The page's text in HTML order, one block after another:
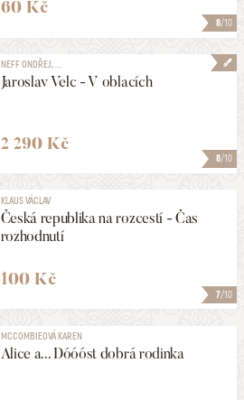
8/10
60 Kč
8/10
NEFF ONDŘEJ, ...
Jaroslav Velc - V oblacích
2 290 Kč
7/10
KLAUS VÁCLAV
Česká republika na rozcestí - Čas
rozhodnutí
100 Kč
MCCOMBIEOVÁ KAREN
Alice a... Dóóóst dobrá rodinka